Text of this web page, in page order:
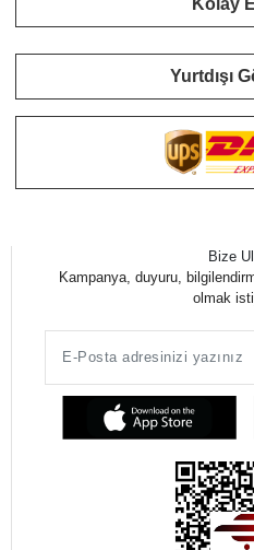
Yurtdışı
Bize
Kampanya, duyuru,
olmak